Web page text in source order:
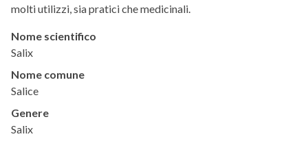
molti utilizzi, sia pratici che medicinali.
Nome scientifico
Salix
Nome comune
Salice
Genere
Salix